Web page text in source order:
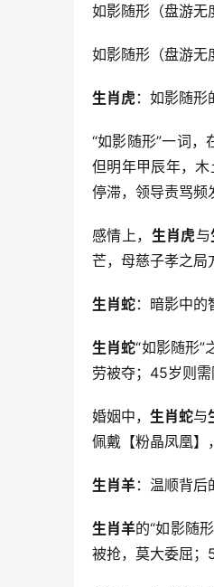
如影随形（盘游无
如影随形（盘游无
生肖虎：如影随形
“如影随形”一词
但明年甲辰年，
停滞，领导责骂频
感情上， 生肖虎与
芒，母慈子孝之局
生肖蛇：暗影中的
生肖蛇“如影随形”
劳被夺；45岁则
婚姻中，生肖蛇与
佩戴【粉晶凤凰】
生肖羊：温顺背后
生肖羊的“如影随
被抢，莫大委屈；